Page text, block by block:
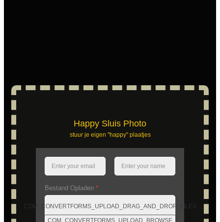
Happy Sluis Photo
stuur je eigen "happy" plaatjes
Bestand Opladen *
COM_CONVERTFORMS_UPLOAD_DRAG_AND_DROP_FILES